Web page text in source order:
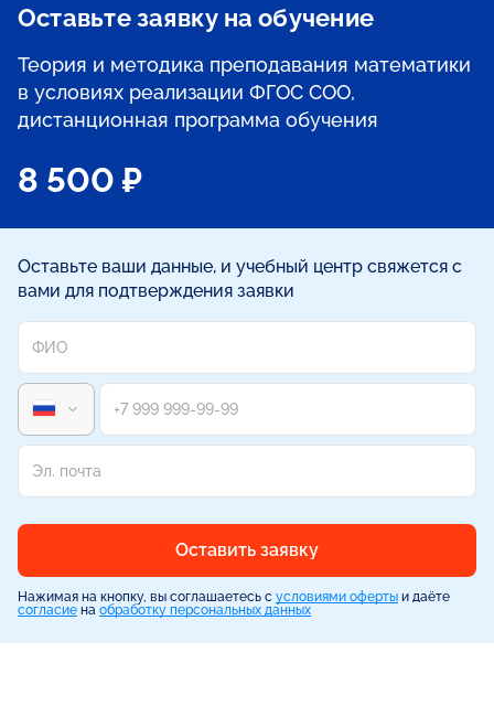
Оставьте заявку на обучение
Теория и методика преподавания математики
в условиях реализации ФГОС СОО,
дистанционная программа обучения
8 500 ₽
Оставьте ваши данные, и учебный центр свяжется с
вами для подтверждения заявки
Оставить заявку
Нажимая на кнопку, вы соглашаетесь с условиями оферты и даёте
согласие на обработку персональных данных